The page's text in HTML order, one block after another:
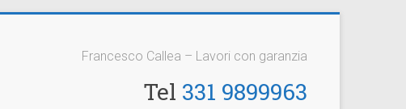
Francesco Callea – Lavori con garanzia
Tel 331 9899963